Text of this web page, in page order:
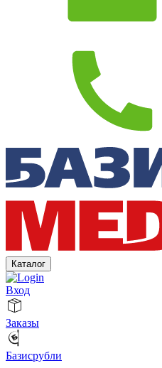
Каталог
Вход
Заказы
Базисрубли